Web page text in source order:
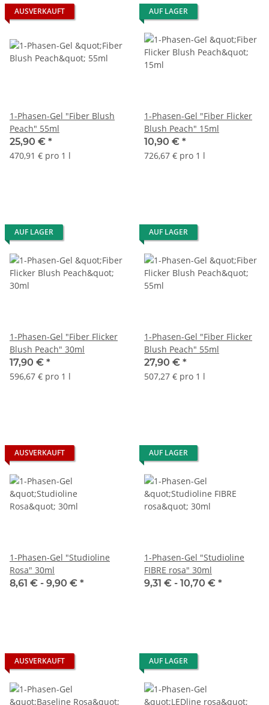
AUSVERKAUFT
1-Phasen-Gel "Fiber Blush
Peach" 55ml
25,90 € *
470,91 € pro 1 l
AUF LAGER
1-Phasen-Gel "Fiber Flicker
Blush Peach" 15ml
10,90 € *
726,67 € pro 1 l
AUF LAGER
1-Phasen-Gel "Fiber Flicker
Blush Peach" 30ml
17,90 € *
596,67 € pro 1 l
AUF LAGER
1-Phasen-Gel "Fiber Flicker
Blush Peach" 55ml
27,90 € *
507,27 € pro 1 l
AUSVERKAUFT
1-Phasen-Gel "Studioline
Rosa" 30ml
8,61 € - 9,90 € *
AUF LAGER
1-Phasen-Gel "Studioline
FIBRE rosa" 30ml
9,31 € - 10,70 € *
AUSVERKAUFT AUF LAGER